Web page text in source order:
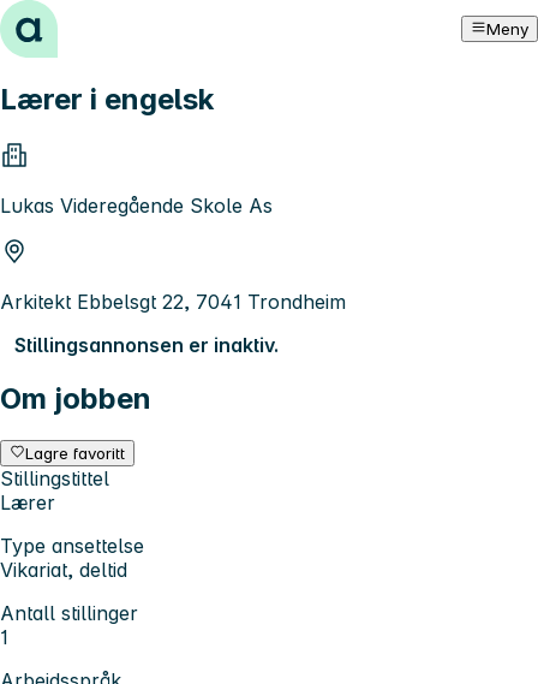
Hopp til innhold Meny
Lærer i engelsk
Lukas Videregående Skole As
Arkitekt Ebbelsgt 22, 7041 Trondheim
Stillingsannonsen er inaktiv.
Om jobben
Lagre favoritt
Stillingstittel
Lærer
Type ansettelse
Vikariat, deltid
Antall stillinger
1